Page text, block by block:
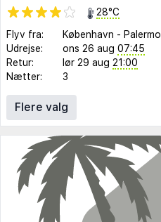
28°C
Flyv fra:
København - Palermo
Udrejse:
ons 26 aug 07:45
Retur:
lør 29 aug 21:00
Nætter:
3
Flere valg